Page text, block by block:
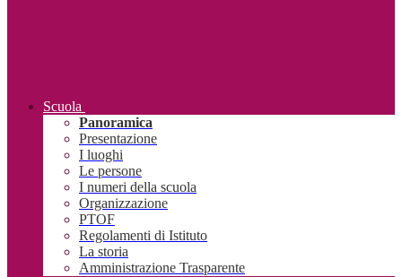
Scuola
Panoramica
Presentazione
I luoghi
Le persone
I numeri della scuola
Organizzazione
PTOF
Regolamenti di Istituto
La storia
Amministrazione Trasparente